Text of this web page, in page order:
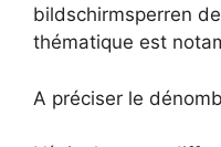
bildschirmsperren
thématique est
A préciser le